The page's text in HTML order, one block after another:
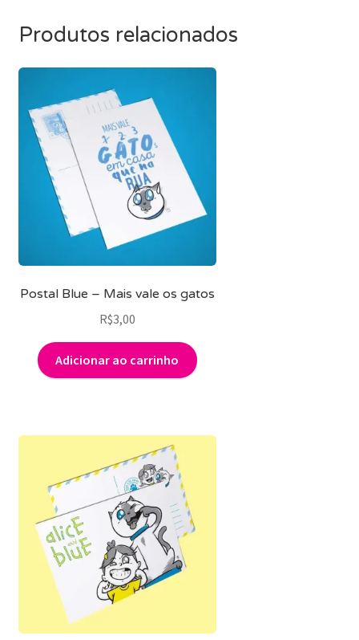
Produtos relacionados
Postal Blue – Mais vale os gatos
R$3,00
Adicionar ao carrinho